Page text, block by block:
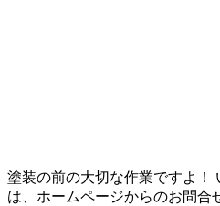
塗装の前の大切な作業ですよ
は、ホームページからのお問合